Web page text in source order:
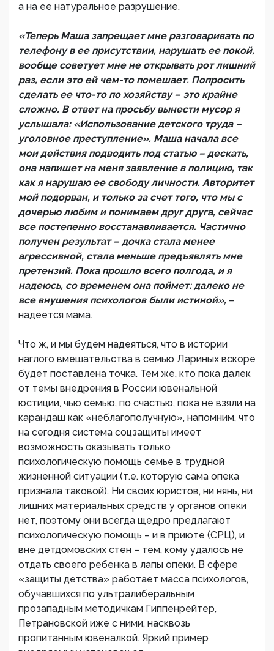
а на ее натуральное разрушение.
«Теперь Маша запрещает мне разговаривать по
телефону в ее присутствии, нарушать ее покой,
вообще советует мне не открывать рот лишний
раз, если это ей чем-то помешает. Попросить
сделать ее что-то по хозяйству – это крайне
сложно. В ответ на просьбу вынести мусор я
услышала: «Использование детского труда –
уголовное преступление». Маша начала все
мои действия подводить под статью – дескать,
она напишет на меня заявление в полицию, так
как я нарушаю ее свободу личности. Авторитет
мой подорван, и только за счет того, что мы с
дочерью любим и понимаем друг друга, сейчас
все постепенно восстанавливается. Частично
получен результат – дочка стала менее
агрессивной, стала меньше предъявлять мне
претензий. Пока прошло всего полгода, и я
надеюсь, со временем она поймет: далеко не
все внушения психологов были истиной», –
надеется мама.
Что ж, и мы будем надеяться, что в истории
наглого вмешательства в семью Лариных вскоре
будет поставлена точка. Тем же, кто пока далек
от темы внедрения в России ювенальной
юстиции, чью семью, по счастью, пока не взяли на
карандаш как «неблагополучную», напомним, что
на сегодня система соцзащиты имеет
возможность оказывать только
психологическую помощь семье в трудной
жизненной ситуации (т.е. которую сама опека
признала таковой). Ни своих юристов, ни нянь, ни
лишних материальных средств у органов опеки
нет, поэтому они всегда щедро предлагают
психологическую помощь – и в приюте (СРЦ), и
вне детдомовских стен – тем, кому удалось не
отдать своего ребенка в лапы опеки. В сфере
«защиты детства» работает масса психологов,
обучавшихся по ультралиберальным
прозападным методичкам Гиппенрейтер,
Петрановской иже с ними, насквозь
пропитанным ювеналкой. Яркий пример